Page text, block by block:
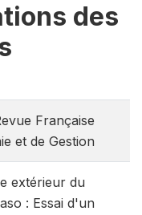
des
Française
et de Gestion
extérieur du
: Essai d'un